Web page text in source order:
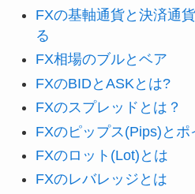
FXの基軸通貨と決済通
る
FX相場のブルとベア
FXのBIDとASKとは?
FXのスプレッドとは？
FXのピップス(Pips)とポ
FXのロット(Lot)とは
FXのレバレッジとは